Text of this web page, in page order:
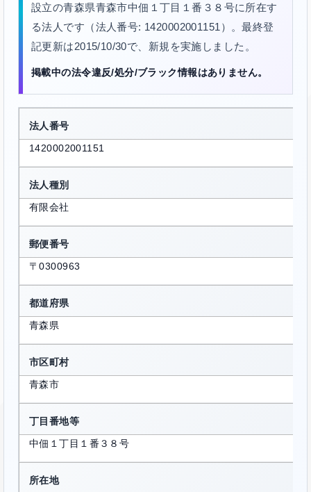
設立の青森県青森市中佃１丁目１番３８号に所在す
る法人です（法人番号: 1420002001151）。最終登
記更新は2015/10/30で、新規を実施しました。
掲載中の法令違反/処分/ブラック情報はありません。
法人番号
1420002001151
法人種別
有限会社
郵便番号
〒0300963
都道府県
青森県
市区町村
青森市
丁目番地等
中佃１丁目１番３８号
所在地